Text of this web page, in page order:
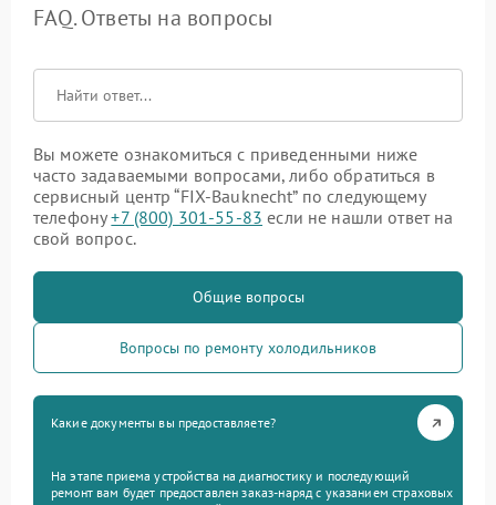
FAQ. Ответы на вопросы
Вы можете ознакомиться с приведенными ниже
часто задаваемыми вопросами, либо обратиться в
сервисный центр “FIX-Bauknecht” по следующему
телефону+7 (800) 301-55-83 если не нашли ответ на
свой вопрос.
Общие вопросы
Вопросы по ремонту холодильников
Какие документы вы предоставляете?
На этапе приема устройства на диагностику и последующий
ремонт вам будет предоставлен заказ-наряд с указанием страховых